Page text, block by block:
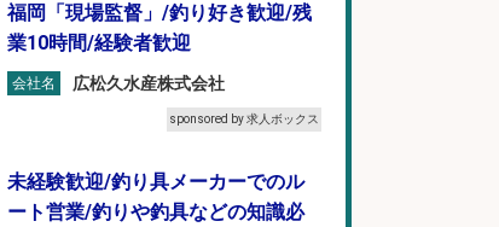
福岡「現場監督」/釣り好き歓迎/残
業10時間/経験者歓迎
会社名 広松久水産株式会社
sponsored by 求人ボックス
未経験歓迎/釣り具メーカーでのル
ート営業/釣りや釣具などの知識必